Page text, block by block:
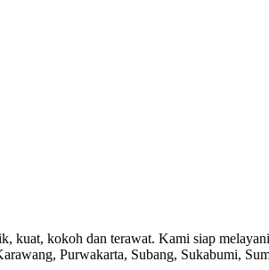
kuat, kokoh dan terawat. Kami siap
Purwakarta, Subang, Sukabumi,